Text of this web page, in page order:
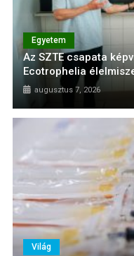
Egyetem
Az SZTE csapata
Ecotrophelia
augusztus 7, 2026
Világ